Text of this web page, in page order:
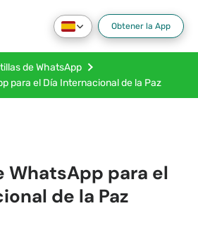
Obtener la App
de WhatsApp
para el Día Internacional de la Paz
WhatsApp para el
de la Paz